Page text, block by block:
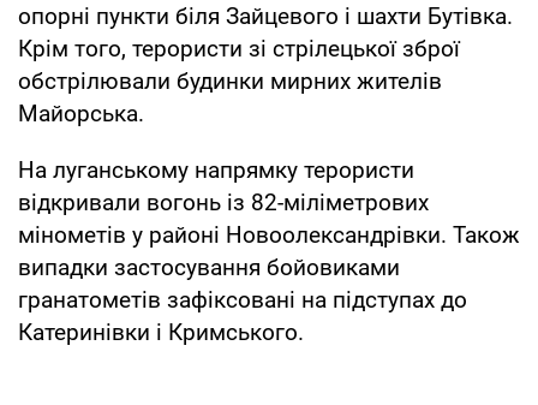
опорні пункти біля Зайцевого і шахти Бутівка.
Крім того, терористи зі стрілецької зброї
обстрілювали будинки мирних жителів
Майорська.
На луганському напрямку терористи
відкривали вогонь із 82-міліметрових
мінометів у районі Новоолександрівки. Також
випадки застосування бойовиками
гранатометів зафіксовані на підступах до
Катеринівки і Кримського.